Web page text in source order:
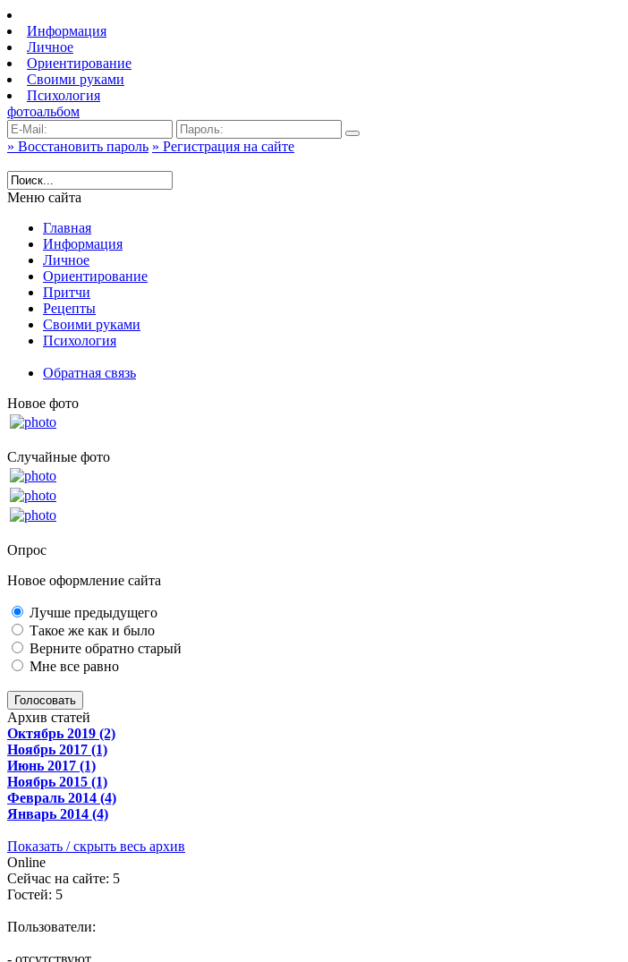
Информация
Личное
Ориентирование
Своими руками
Психология
фотоальбом
» Восстановить пароль » Регистрация на сайте
Меню сайта
Главная
Информация
Личное
Ориентирование
Притчи
Рецепты
Своими руками
Психология
Обратная связь
Новое фото
Случайные фото
Опрос
Новое оформление сайта
Лучше предыдущего
Такое же как и было
Верните обратно старый
Мне все равно
Голосовать
Архив статей
Октябрь 2019 (2)
Ноябрь 2017 (1)
Июнь 2017 (1)
Ноябрь 2015 (1)
Февраль 2014 (4)
Январь 2014 (4)
Показать / скрыть весь архив
Online
Сейчас на сайте: 5
Гостей: 5
Пользователи:
- отсутствуют